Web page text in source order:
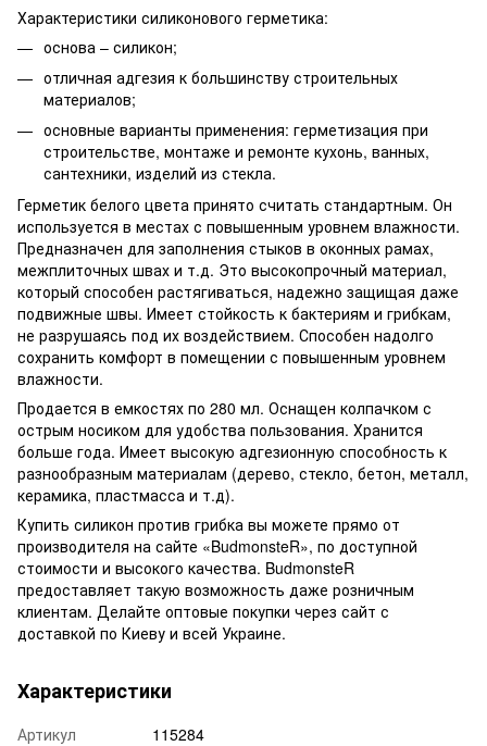
Характеристики силиконового герметика:
основа – силикон;
отличная адгезия к большинству строительных
материалов;
основные варианты применения: герметизация при
строительстве, монтаже и ремонте кухонь, ванных,
сантехники, изделий из стекла.
Герметик белого цвета принято считать стандартным. Он
используется в местах с повышенным уровнем влажности.
Предназначен для заполнения стыков в оконных рамах,
межплиточных швах и т.д. Это высокопрочный материал,
который способен растягиваться, надежно защищая даже
подвижные швы. Имеет стойкость к бактериям и грибкам,
не разрушаясь под их воздействием. Способен надолго
сохранить комфорт в помещении с повышенным уровнем
влажности.
Продается в емкостях по 280 мл. Оснащен колпачком с
острым носиком для удобства пользования. Хранится
больше года. Имеет высокую адгезионную способность к
разнообразным материалам (дерево, стекло, бетон, металл,
керамика, пластмасса и т.д).
Купить силикон против грибка вы можете прямо от
производителя на сайте «BudmonsteR», по доступной
стоимости и высокого качества. BudmonsteR
предоставляет такую возможность даже розничным
клиентам. Делайте оптовые покупки через сайт с
доставкой по Киеву и всей Украине.
Характеристики
Артикул
115284